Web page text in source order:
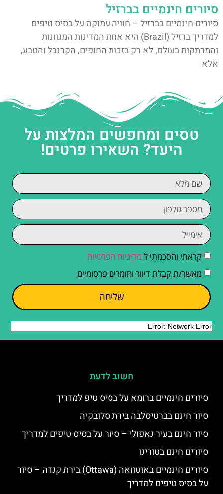
סיורים חינמיים בברזיל
סיורים חינמיים בברזיל – חוויה עמוקה על בסיס טיפים
למדריך ברזיל (Brazil) היא אחת המדינות המגוונות
והמרתקות בעולם, לא רק בזכות החופים, הקרנבל והטבע,
אלא
טסים ומחפשים המלצות על
היעד? השאירו פרטים!
קראתי והסכמתי ל מדיניות הפרטיות
מאשר/ת קבלת דיוור וחומרים פרסומיים
שליחה
חשוב לדעת
סיורים חינמיים ברומא על בסיס טיפ למדריך
סיור חינם בברטיסלבה בירת סלובקיה
סיור חינם בעיר נאפולי – סיור על בסיס טיפים למדריך
סיורים חינם בטורינו
סיורים חינמיים באוטוואה (Ottawa) בירת קנדה – סיור
על בסיס טיפים למדריך